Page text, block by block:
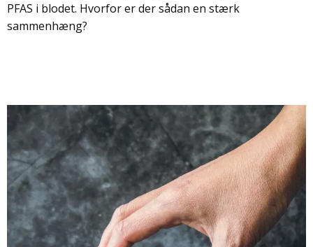
PFAS i blodet. Hvorfor er der sådan en stærk
sammenhæng?